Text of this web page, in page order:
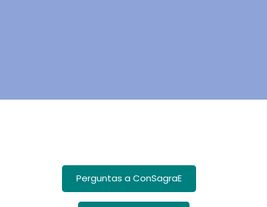
Perguntas a ConSagraE